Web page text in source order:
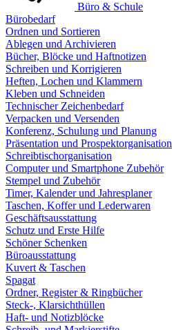
Büro & Schule
Bürobedarf
Ordnen und Sortieren
Ablegen und Archivieren
Bücher, Blöcke und Haftnotizen
Schreiben und Korrigieren
Heften, Lochen und Klammern
Kleben und Schneiden
Technischer Zeichenbedarf
Verpacken und Versenden
Konferenz, Schulung und Planung
Präsentation und Prospektorganisation
Schreibtischorganisation
Computer und Smartphone Zubehör
Stempel und Zubehör
Timer, Kalender und Jahresplaner
Taschen, Koffer und Lederwaren
Geschäftsausstattung
Schutz und Erste Hilfe
Schöner Schenken
Büroausstattung
Kuvert & Taschen
Spagat
Ordner, Register & Ringbücher
Steck-, Klarsichthüllen
Haft- und Notizblöcke